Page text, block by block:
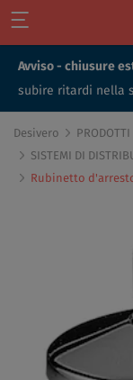
Avviso - chiusure
subire ritardi nella
Desivero
SISTEMI DI
Rubinetto